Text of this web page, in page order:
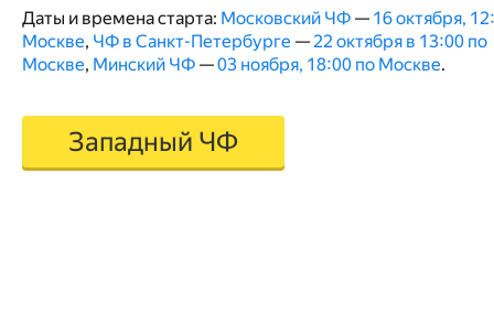
Даты и времена старта: Московский ЧФ — 16 октября,
Москве, ЧФ в Санкт-Петербурге —22 октября в 13:00 по
Москве, Минский ЧФ —03 ноября, 18:00 по Москве.
Западный ЧФ